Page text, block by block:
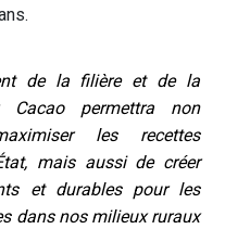
de la filière et de la
permettra non
les recettes
mais aussi de créer
et durables pour les
dans nos milieux ruraux